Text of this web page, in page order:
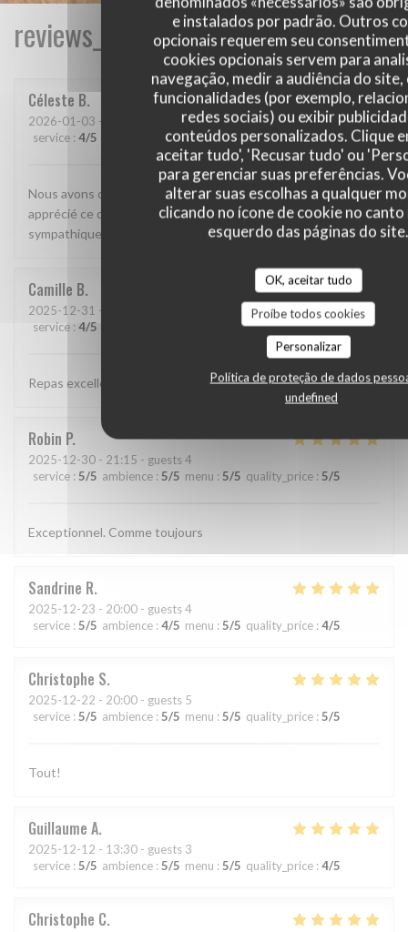
e instalados por padrão. Outros
opcionais requerem seu
cookies opcionais servem para
navegação, medir a audiência do
funcionalidades (por exemplo,
redes sociais) ou exibir
conteúdos personalizados. Clique
aceitar tudo', 'Recusar tudo' ou
para gerenciar suas preferências.
alterar suas escolhas a qualquer
clicando no ícone de cookie no
esquerdo das páginas do site.
OK, aceitar tudo
Proíbe todos cookies
Personalizar
Política de proteção de dados
undefined
Céleste B
2026-01-03 - 20:00 - guests 2
service : 4/5 4/5 menu:5/5 quality_price: 4/5
Nous avons découvert ce restaurant et avons beaucoup
apprécié ce que nous avons mangé. Le personnel était très
sympathique et attentionné. On reviendra
Camille B
2025-12-31 - 19:15 - guests 2
service : 4/5 quality_price:4/5
Repas excellent, de très bonne qualité
Robin P
2025-12-30 - 21:15 - guests 4
service : 5/5 ambience : 5/5 menu : 5/5 quality_price : 5/5
Exceptionnel. Comme toujours
Sandrine R
2025-12-23 - 20:00 - guests 4
service : 5/5 ambience : 4/5 menu : 5/5 quality_price : 4/5
Christophe S
2025-12-22 - 20:00 - guests 5
service : 5/5 ambience : 5/5 menu : 5/5 quality_price : 5/5
Tout!
Guillaume A
2025-12-12 - 13:30 - guests 3
service : 5/5 ambience : 5/5 menu : 5/5 quality_price : 4/5
Christophe C